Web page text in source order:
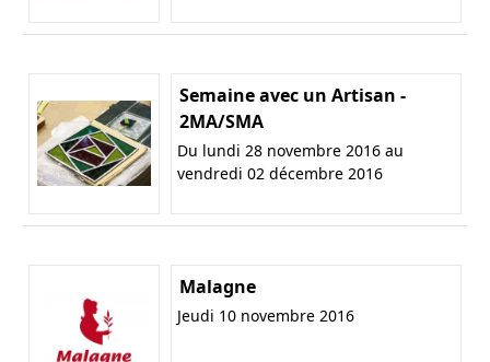
Semaine avec un Artisan -
2MA/SMA
Du lundi 28 novembre 2016 au
vendredi 02 décembre 2016
Malagne
Jeudi 10 novembre 2016